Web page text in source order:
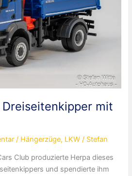
Dreiseitenkipper mit
/ Hängerzüge, LKW / Stefan
Club produzierte Herpa dieses
und spendierte ihm